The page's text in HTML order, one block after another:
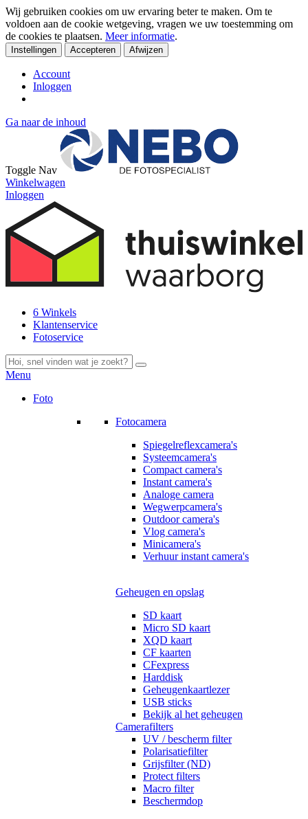
Wij gebruiken cookies om uw ervaring beter te maken. Om te
voldoen aan de cookie wetgeving, vragen we uw toestemming om
de cookies te plaatsen. Meer informatie.
Instellingen Accepteren Afwijzen
Account
Inloggen
Ga naar de inhoud
Toggle Nav
Winkelwagen
Inloggen
6 Winkels
Klantenservice
Fotoservice
Menu
Foto
Fotocamera
Spiegelreflexcamera's
Systeemcamera's
Compact camera's
Instant camera's
Analoge camera
Wegwerpcamera's
Outdoor camera's
Vlog camera's
Minicamera's
Verhuur instant camera's
Geheugen en opslag
SD kaart
Micro SD kaart
XQD kaart
CF kaarten
CFexpress
Harddisk
Geheugenkaartlezer
USB sticks
Bekijk al het geheugen
Camerafilters
UV / bescherm filter
Polarisatiefilter
Grijsfilter (ND)
Protect filters
Macro filter
Beschermdop